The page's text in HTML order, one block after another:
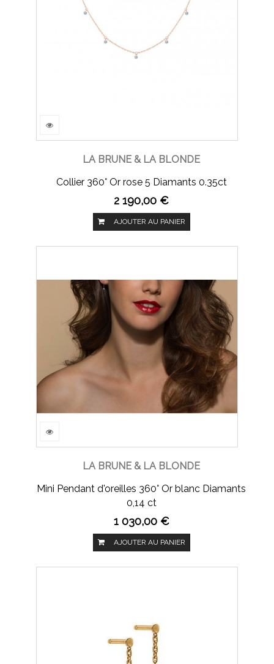
LA BRUNE & LA BLONDE
Collier 360° Or rose 5 Diamants 0.35ct
2 190,00 €
AJOUTER AU PANIER
LA BRUNE & LA BLONDE
Mini Pendant d'oreilles 360° Or blanc Diamants
0,14 ct
1 030,00 €
AJOUTER AU PANIER